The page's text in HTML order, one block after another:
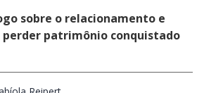
sobre o relacionamento e
patrimônio conquistado